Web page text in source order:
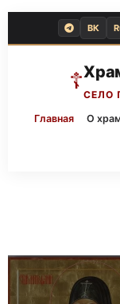
ВК
☦
СЕЛО
Главная
О